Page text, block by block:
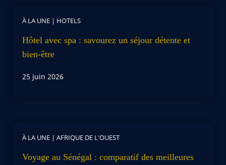
À LA UNE | HOTELS
Hôtel avec spa : savourez un séjour détente et
bien-être
25 juin 2026
À LA UNE | AFRIQUE DE L'OUEST
Voyage au Sénégal : comparatif des meilleures